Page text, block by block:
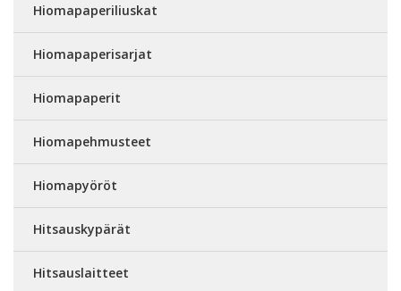
Hiomapaperiliuskat
Hiomapaperisarjat
Hiomapaperit
Hiomapehmusteet
Hiomapyöröt
Hitsauskypärät
Hitsauslaitteet